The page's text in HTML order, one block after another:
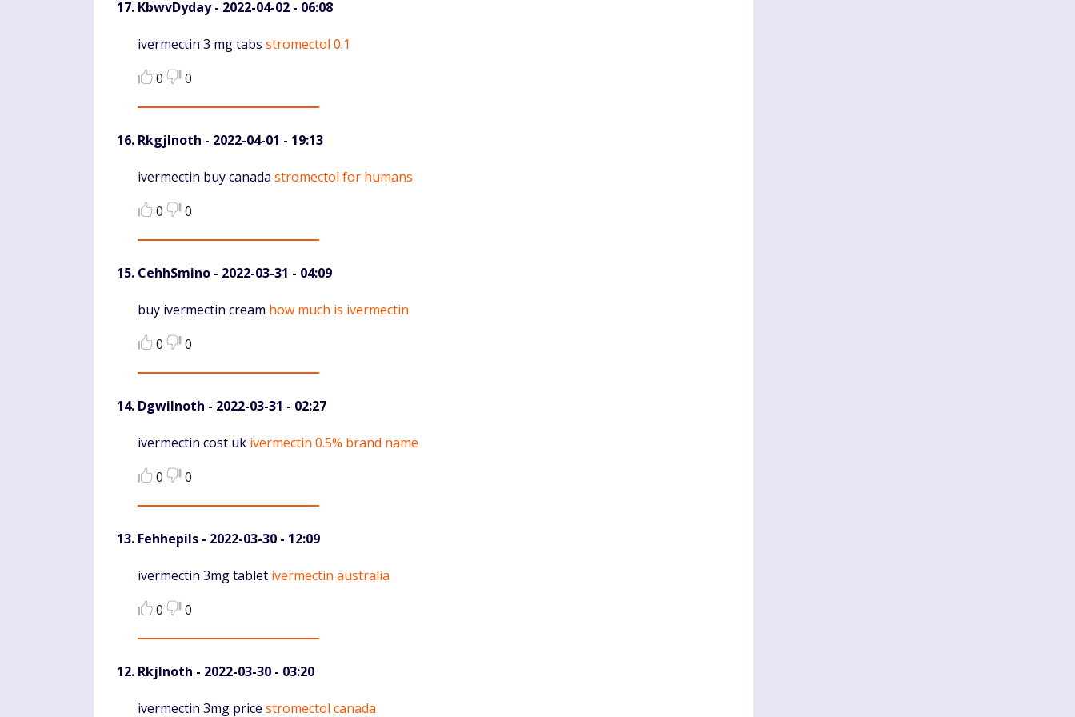
KbwvDyday- 2022-04-02 - 06:08
Komentaras
ivermectin 3 mg tabs stromectol 0.1
0
0
RkgjInoth - 2022-04-01 - 19:13
Komentaras
ivermectin buy canada stromectol for humans
0
0
CehhSmino - 2022-03-31 - 04:09
Komentaras
buy ivermectin cream how much is ivermectin
0
0
DgwiInoth - 2022-03-31 - 02:27
Komentaras
ivermectin cost uk ivermectin 0.5% brand name
0
0
Fehhepils - 2022-03-30 - 12:09
Komentaras
ivermectin 3mg tablet ivermectin australia
0
0
RkjInoth - 2022-03-30 - 03:20
Komentaras
ivermectin 3mg price stromectol canada